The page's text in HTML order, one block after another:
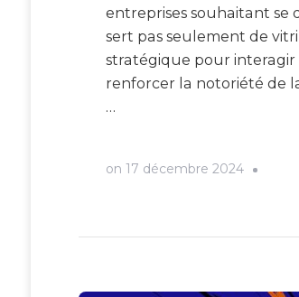
entreprises souhaitant se
sert pas seulement de
stratégique pour interagir
renforcer la notoriété de
…
on 17 décembre 2024